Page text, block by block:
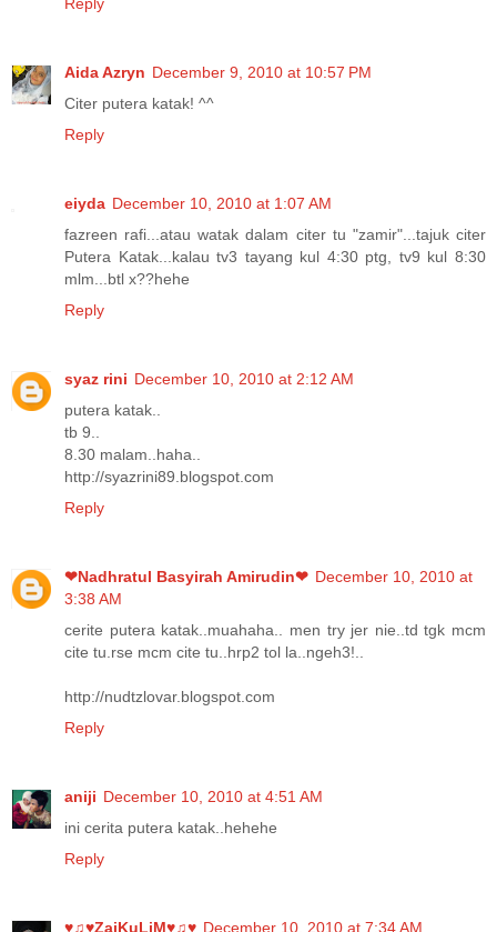
Aida Azryn December 9, 2010 at 10:57 PM
Citer putera katak! ^^
Reply
eiyda December 10, 2010 at 1:07 AM
fazreen rafi...atau watak dalam citer tu "zamir"...tajuk citer
Putera Katak...kalau tv3 tayang kul 4:30 ptg, tv9 kul 8:30
mlm...btl x??hehe
Reply
syaz rini December 10, 2010 at 2:12 AM
putera katak..
tb 9..
8.30 malam..haha..
http://syazrini89.blogspot.com
Reply
❤Nadhratul Basyirah Amirudin❤ December 10, 2010 at
3:38 AM
cerite putera katak..muahaha.. men try jer nie..td tgk mcm
cite tu.rse mcm cite tu..hrp2 tol la..ngeh3!..
http://nudtzlovar.blogspot.com
Reply
aniji December 10, 2010 at 4:51 AM
ini cerita putera katak..hehehe
Reply
♥♫♥ZaiKuLiM♥♫♥ December 10, 2010 at 7:34 AM